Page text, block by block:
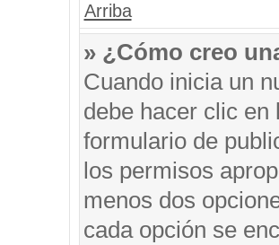
Arriba
» ¿Cómo creo
Cuando inicia un
debe hacer clic en
formulario de
los permisos
menos dos
cada opción se